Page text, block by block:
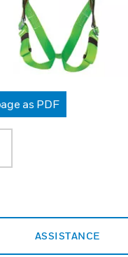
as PDF
ASSISTANCE